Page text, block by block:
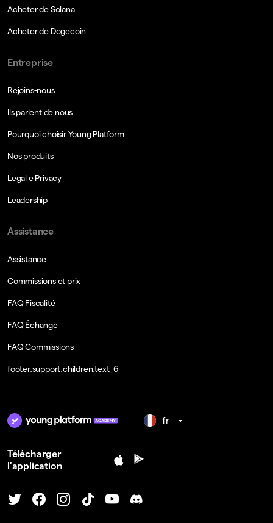
Acheter de Solana
Acheter de Dogecoin
Entreprise
Rejoins-nous
Ils parlent de nous
Pourquoi choisir Young Platform
Nos produits
Legal e Privacy
Leadership
Assistance
Assistance
Commissions et prix
FAQ Fiscalité
FAQ Échange
FAQ Commissions
footer.support.children.text_6
fr
Télécharger
l'application